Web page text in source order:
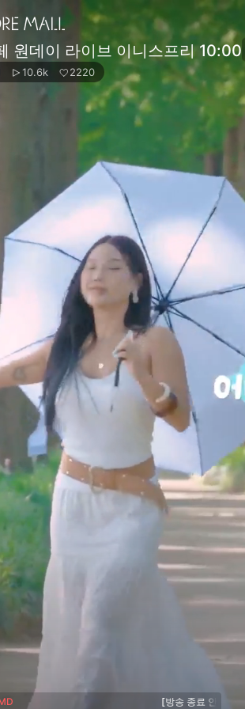
원데이 라이브 이니스프리 10:00
10.6k 2220
[방송 종료 안내]